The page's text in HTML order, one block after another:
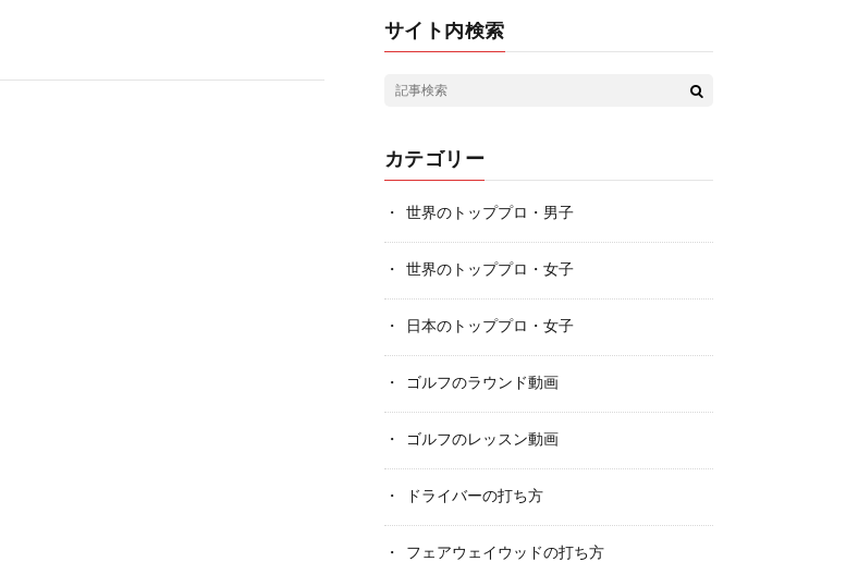
サイト内検索
カテゴリー
世界のトッププロ・男子
世界のトッププロ・女子
日本のトッププロ・女子
ゴルフのラウンド動画
ゴルフのレッスン動画
ドライバーの打ち方
フェアウェイウッドの打ち方